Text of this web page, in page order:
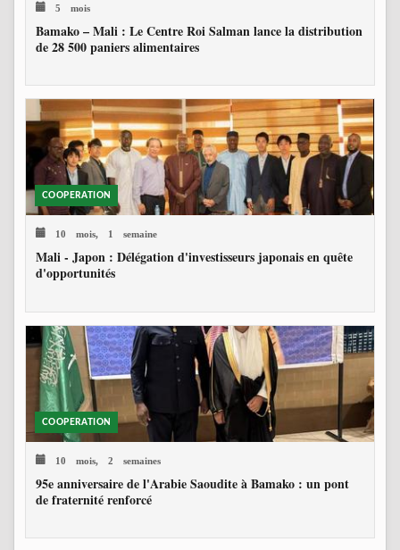
5 mois
Bamako – Mali : Le Centre Roi Salman lance la distribution
de 28 500 paniers alimentaires
COOPERATION
10 mois, 1 semaine
Mali - Japon : Délégation d'investisseurs japonais en quête
d'opportunités
COOPERATION
10 mois, 2 semaines
95e anniversaire de l'Arabie Saoudite à Bamako : un pont
de fraternité renforcé